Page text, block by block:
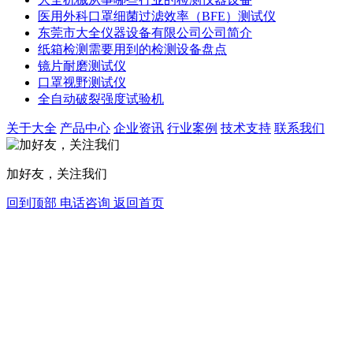
医用外科口罩细菌过滤效率（BFE）测试仪
东莞市大全仪器设备有限公司公司简介
纸箱检测需要用到的检测设备盘点
镜片耐磨测试仪
口罩视野测试仪
全自动破裂强度试验机
关于大全 产品中心 企业资讯 行业案例 技术支持 联系我们
加好友，关注我们
回到顶部 电话咨询 返回首页